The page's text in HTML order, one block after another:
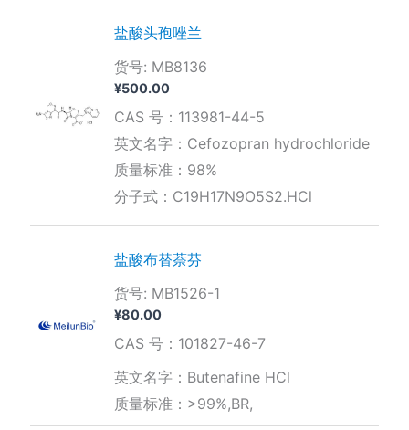
盐酸头孢唑兰
货号: MB8136
¥500.00
CAS 号：113981-44-5
英文名字：Cefozopran hydrochloride
质量标准：98%
分子式：C19H17N9O5S2.HCl
盐酸布替萘芬
货号: MB1526-1
¥80.00
CAS 号：101827-46-7
英文名字：Butenafine HCl
质量标准：>99%,BR,